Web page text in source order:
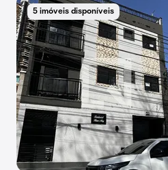
5 imóveis disponíveis